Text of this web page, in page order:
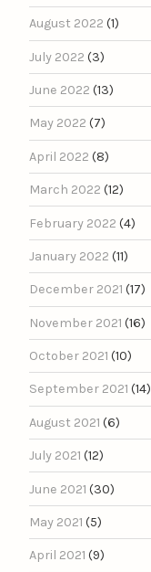
August 2022 (1)
July 2022 (3)
June 2022 (13)
May 2022 (7)
April 2022 (8)
March 2022 (12)
February 2022 (4)
January 2022 (11)
December 2021 (17)
November 2021 (16)
October 2021 (10)
September 2021 (14)
August 2021 (6)
July 2021 (12)
June 2021 (30)
May 2021 (5)
April 2021 (9)